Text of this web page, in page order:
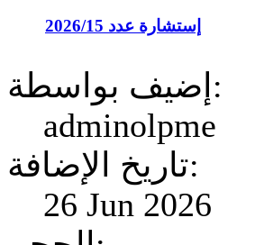
إستشارة عدد 2026/15
إضيف بواسطة:
adminolpme
تاريخ الإضافة:
26 Jun 2026